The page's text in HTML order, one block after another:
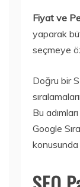
Fiyat ve
yaparak
seçmeye
Doğru bir
Bu
Google
konusunda